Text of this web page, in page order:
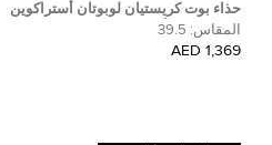
حذاء بوت كريستيان لوبوتان أستراكوين
مسامير جلد أسود وجلد سويدي مقاس 39.5
المقاس: 39.5
1,369 AED